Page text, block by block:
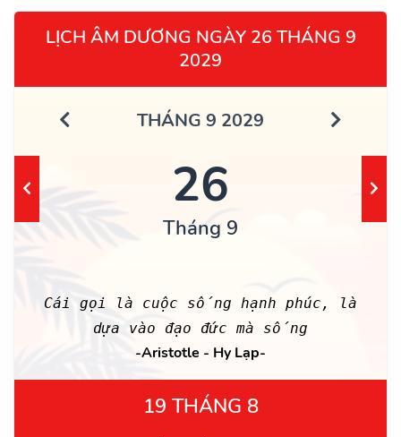
LỊCH ÂM DƯƠNG NGÀY 26 THÁNG 9
2029
THÁNG 9 2029
26
Tháng 9
Cái gọi là cuộc sống hạnh phúc, là
dựa vào đạo đức mà sống
-Aristotle - Hy Lạp-
19 THÁNG 8